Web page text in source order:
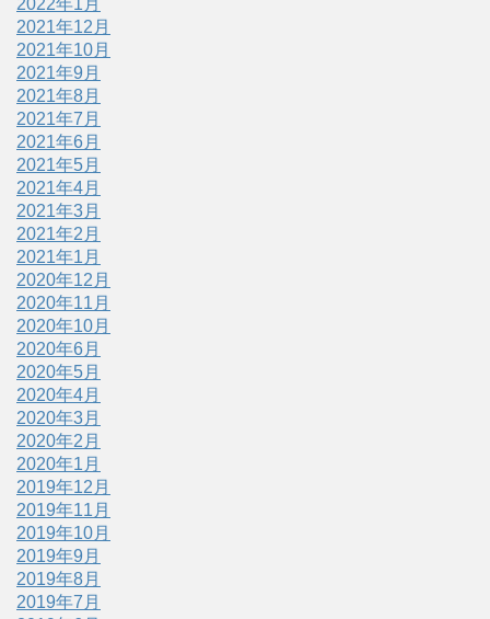
2022年1月
2021年12月
2021年10月
2021年9月
2021年8月
2021年7月
2021年6月
2021年5月
2021年4月
2021年3月
2021年2月
2021年1月
2020年12月
2020年11月
2020年10月
2020年6月
2020年5月
2020年4月
2020年3月
2020年2月
2020年1月
2019年12月
2019年11月
2019年10月
2019年9月
2019年8月
2019年7月